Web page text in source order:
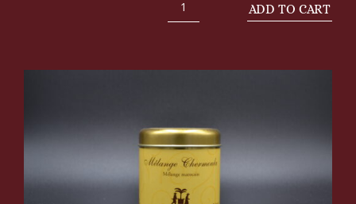
Mélange
ADD TO CART